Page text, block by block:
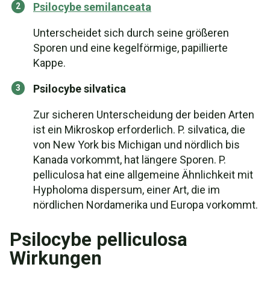
Psilocybe semilanceata
Unterscheidet sich durch seine größeren
Sporen und eine kegelförmige, papillierte
Kappe.
Psilocybe silvatica
Zur sicheren Unterscheidung der beiden Arten
ist ein Mikroskop erforderlich. P. silvatica, die
von New York bis Michigan und nördlich bis
Kanada vorkommt, hat längere Sporen. P.
pelliculosa hat eine allgemeine Ähnlichkeit mit
Hypholoma dispersum, einer Art, die im
nördlichen Nordamerika und Europa vorkommt.
Psilocybe pelliculosa
Wirkungen